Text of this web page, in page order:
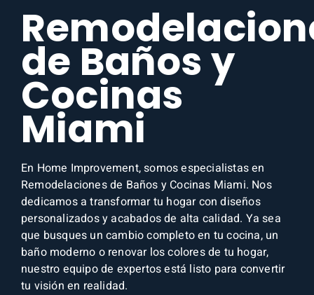
de Baños y
Cocinas
Miami
En Home Improvement, somos especialistas en
Remodelaciones de Baños y Cocinas Miami. Nos
dedicamos a transformar tu hogar con diseños
personalizados y acabados de alta calidad. Ya sea
que busques un cambio completo en tu cocina, un
baño moderno o renovar los colores de tu hogar,
nuestro equipo de expertos está listo para convertir
tu visión en realidad.